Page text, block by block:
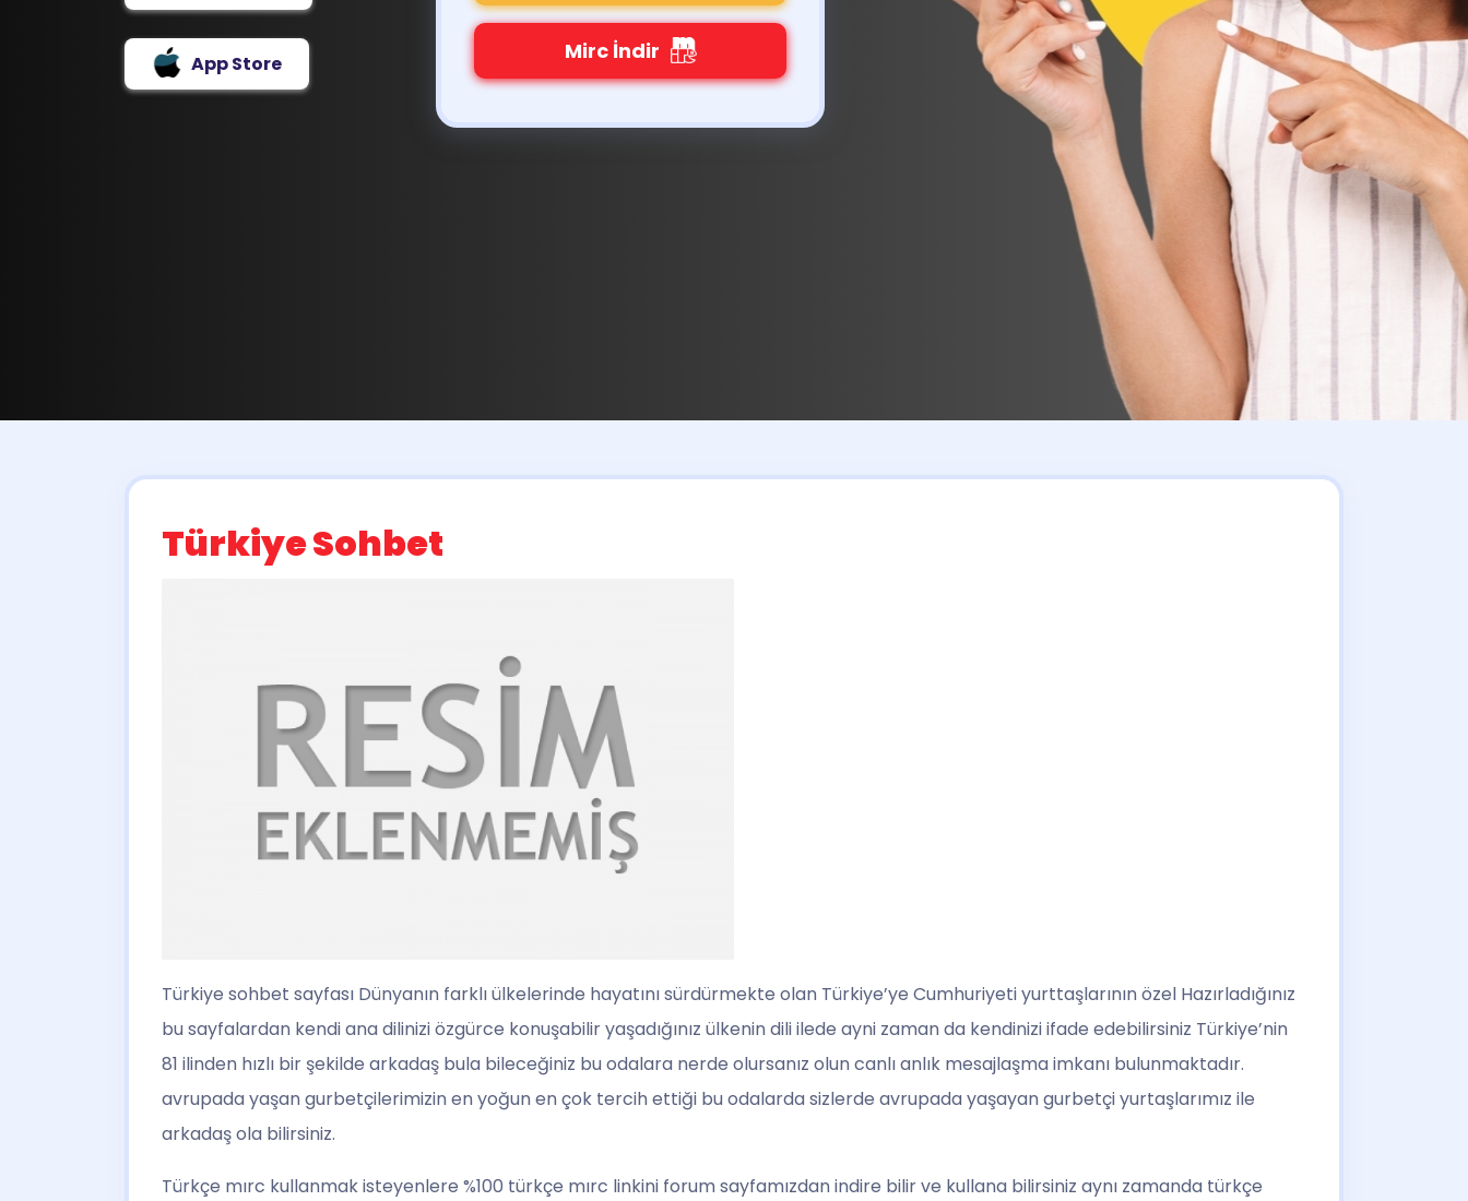
App Store Mirc İndir
Türkiye Sohbet
Türkiye sohbet sayfası Dünyanın farklı ülkelerinde hayatını sürdürmekte olan Türkiye’ye Cumhuriyeti yurttaşlarının özel Hazırladığınız
bu sayfalardan kendi ana dilinizi özgürce konuşabilir yaşadığınız ülkenin dili ilede ayni zaman da kendinizi ifade edebilirsiniz Türkiye’nin
81 ilinden hızlı bir şekilde arkadaş bula bileceğiniz bu odalara nerde olursanız olun canlı anlık mesajlaşma imkanı bulunmaktadır.
avrupada yaşan gurbetçilerimizin en yoğun en çok tercih ettiği bu odalarda sizlerde avrupada yaşayan gurbetçi yurtaşlarımız ile
arkadaş ola bilirsiniz.
Türkçe mırc kullanmak isteyenlere %100 türkçe mırc linkini forum sayfamızdan indire bilir ve kullana bilirsiniz aynı zamanda türkçe